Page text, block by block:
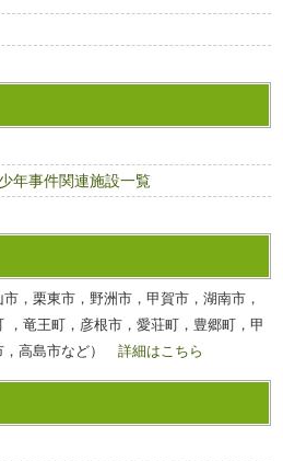
年事件関連施設一覧
，栗東市，野洲市，甲賀市，湖南市，
，竜王町，彦根市，愛荘町，豊郷町，甲
，高島市など）詳細はこちら